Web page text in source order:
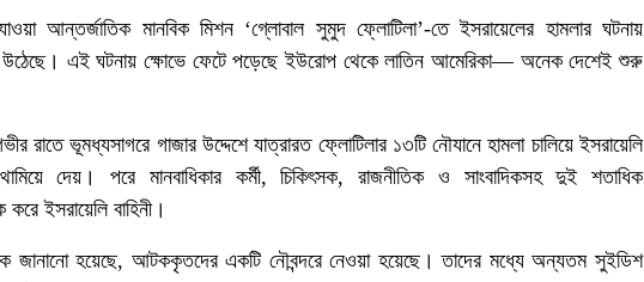
আন্তর্জাতিক মানবিক মিশন ‘গ্লোবাল সুমুদ ফ্লোটিলা’-তে ইসরায়েলের হামলার ঘটনায়
উঠেছে। এই ঘটনায় ক্ষোভে ফেটে পড়েছে ইউরোপ থেকে লাতিন আমেরিকা— অনেক দেশেই শুরু
রাতে ভূমধ্যসাগরে গাজার উদ্দেশে যাত্রারত ফ্লোটিলার ১৩টি নৌযানে হামলা চালিয়ে ইসরায়েলি
দেয়। পরে মানবাধিকার কর্মী, চিকিৎসক, রাজনীতিক ও সাংবাদিকসহ দুই শতাধিক
ইসরায়েলি বাহিনী।
জানানো হয়েছে, আটককৃতদের একটি নৌবন্দরে নেওয়া হয়েছে। তাদের মধ্যে অন্যতম সুইডিশ